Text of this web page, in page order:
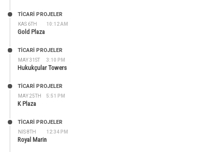
KAS 6TH 10:12 AM
TİCARİ PROJELER
Gold Plaza
MAY 31ST 3:10 PM
TİCARİ PROJELER
Hukukçular Towers
MAY 25TH 5:51 PM
TİCARİ PROJELER
K Plaza
NIS 8TH 12:34 PM
TİCARİ PROJELER
Royal Marin